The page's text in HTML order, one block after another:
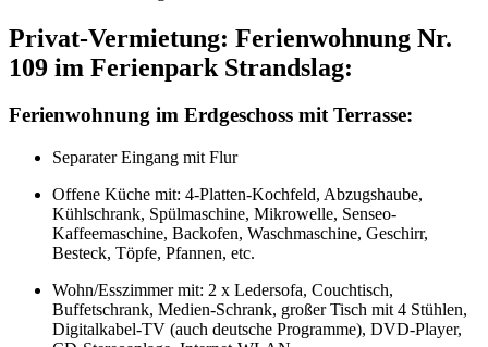
Privat-Vermietung: Ferienwohnung Nr.
109 im Ferienpark Strandslag:
Ferienwohnung im Erdgeschoss mit Terrasse:
Separater Eingang mit Flur
Offene Küche mit: 4-Platten-Kochfeld, Abzugshaube,
Kühlschrank, Spülmaschine, Mikrowelle, Senseo-
Kaffeemaschine, Backofen, Waschmaschine, Geschirr,
Besteck, Töpfe, Pfannen, etc.
Wohn/Esszimmer mit: 2 x Ledersofa, Couchtisch,
Buffetschrank, Medien-Schrank, großer Tisch mit 4 Stühlen,
Digitalkabel-TV (auch deutsche Programme), DVD-Player,